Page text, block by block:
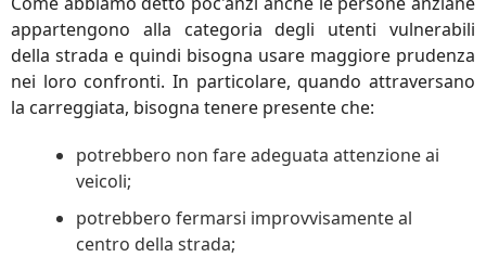
appartengono alla categoria degli utenti vulnerabili
della strada e quindi bisogna usare maggiore prudenza
nei loro confronti. In particolare, quando attraversano
la carreggiata, bisogna tenere presente che:
potrebbero non fare adeguata attenzione ai
veicoli;
potrebbero fermarsi improvvisamente al
centro della strada;